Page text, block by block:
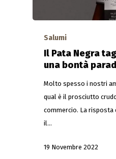
Salumi
Il Pata Negra
una bontà
Molto spesso i nostri
qual è il prosciutto
commercio. La risposta
il…
19 Novembre 2022